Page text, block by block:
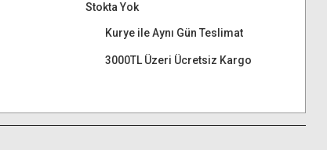
Stokta Yok
Kurye ile Aynı Gün Teslimat
3000TL Üzeri Ücretsiz Kargo